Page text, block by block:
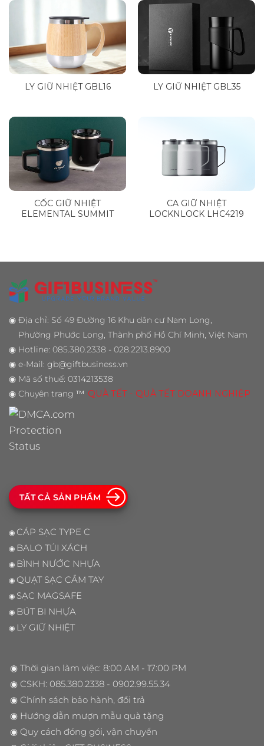
LY GIỮ NHIỆT GBL16 LY GIỮ NHIỆT GBL35
CỐC GIỮ NHIỆT
ELEMENTAL SUMMIT
CA GIỮ NHIỆT
LOCKNLOCK LHC4219
◉ Địa chỉ: Số 49 Đường 16 Khu dân cư Nam Long,
Phường Phước Long, Thành phố Hồ Chí Minh, Việt Nam
◉ Hotline: 085.380.2338 - 028.2213.8900
◉ e-Mail: gb@giftbusiness.vn
◉ Mã số thuế: 0314213538
◉ Chuyên trang ™ QUÀ TẾT - QUÀ TẾT DOANH NGHIỆP
TẤT CẢ SẢN PHẨM
◉ CÁP SẠC TYPE C
◉ BALO TÚI XÁCH
◉ BÌNH NƯỚC NHỰA
◉ QUẠT SẠC CẦM TAY
◉ SẠC MAGSAFE
◉ BÚT BI NHỰA
◉ LY GIỮ NHIỆT
◉ Thời gian làm việc: 8:00 AM - 17:00 PM
◉ CSKH: 085.380.2338 - 0902.99.55.34
◉ Chính sách bảo hành, đổi trả
◉ Hướng dẫn mượn mẫu quà tặng
◉ Quy cách đóng gói, vận chuyển